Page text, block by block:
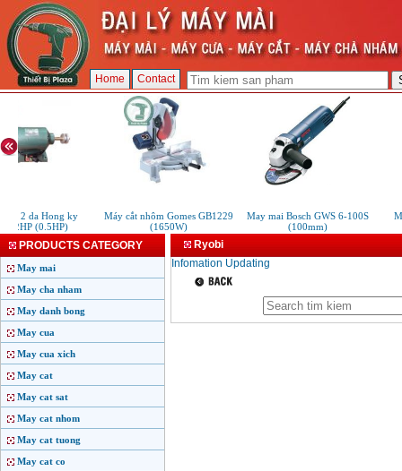
Home Contact
2 da Hong ky
2HP (0.5HP)
Máy cắt nhôm Gomes GB1229
(1650W)
May mai Bosch GWS 6-100S
(100mm)
PRODUCTS CATEGORY
May mai
May cha nham
May danh bong
May cua
May cua xich
May cat
May cat sat
May cat nhom
May cat tuong
May cat co
Ryobi
Infomation Updating